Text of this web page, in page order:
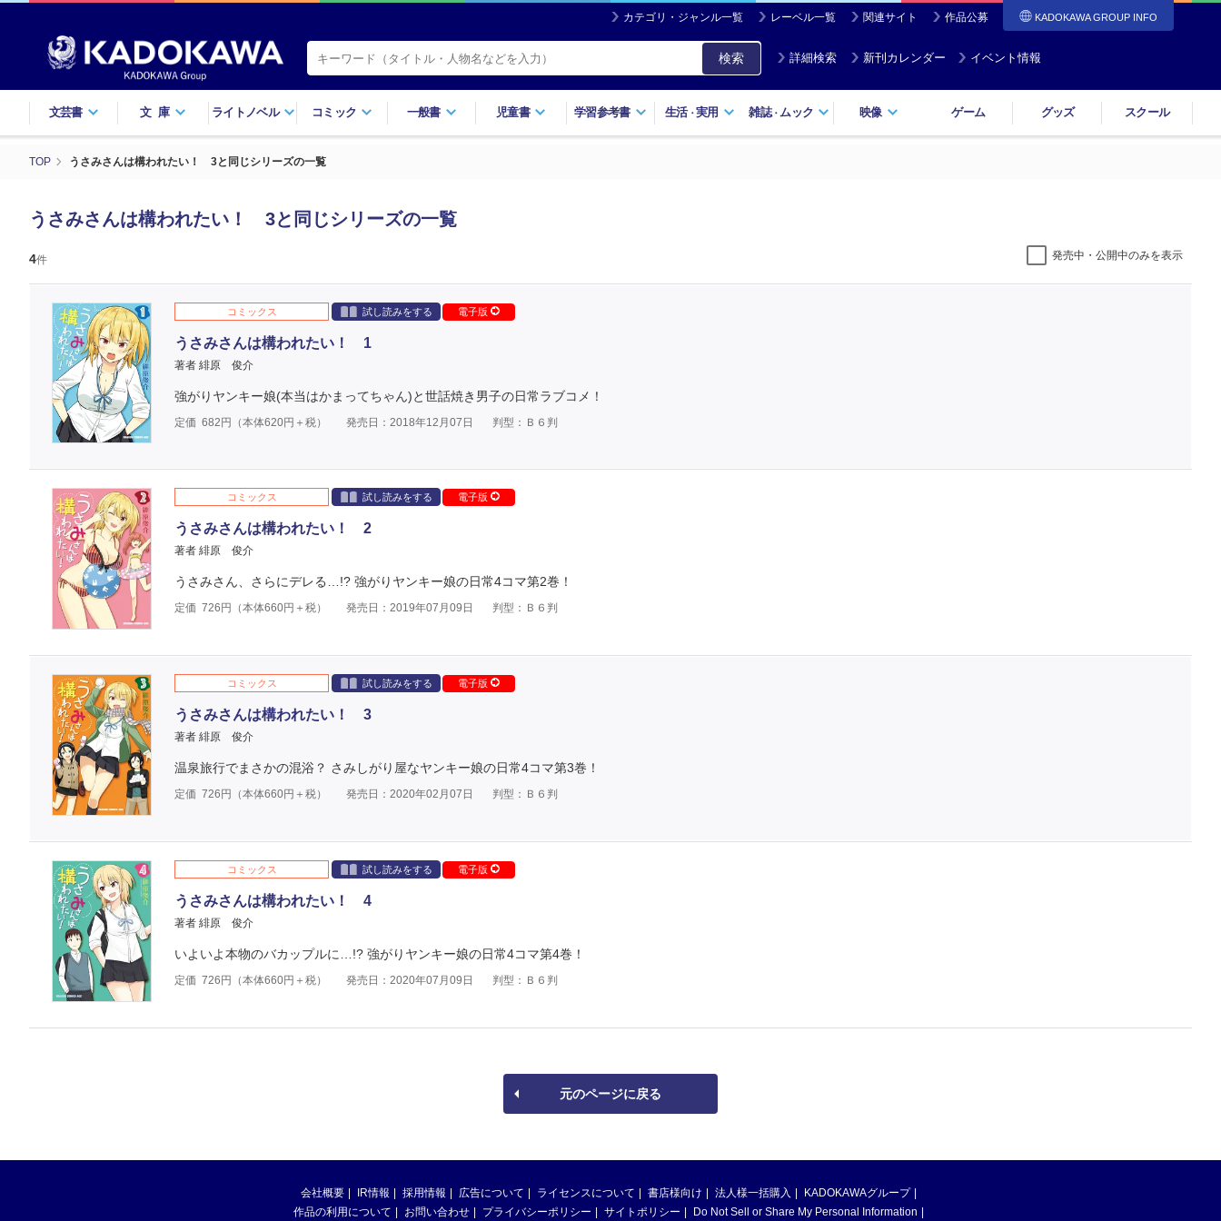
カテゴリ・ジャンル一覧 レーベル一覧 関連サイト 作品公募 KADOKAWA GROUP INFO
検索 詳細検索 新刊カレンダー イベント情報
文芸書 文庫 ライトノベル コミック 一般書 児童書 学習参考書 生活・実用 雑誌・ ムック 映像 ゲーム グッズ スクール
TOP うさみさんは構われたい！ 3と同じシリーズの一覧
うさみさんは構われたい！ 3と同じシリーズの一覧
4件 発売中・公開中のみを表示
コミックス 試し読みをする 電子版
うさみさんは構われたい！ 1
著者 緋原 俊介
強がりヤンキー娘(本当はかまってちゃん)と世話焼き男子の日常ラブコメ！
定価 682 円（本体620円＋税） 発売日：2018年12月07日 判型：Ｂ６判
コミックス 試し読みをする 電子版
うさみさんは構われたい！ 2
著者 緋原 俊介
うさみさん、さらにデレる…!? 強がりヤンキー娘の日常4コマ第2巻！
定価 726 円（本体660円＋税） 発売日：2019年07月09日 判型：Ｂ６判
コミックス 試し読みをする 電子版
うさみさんは構われたい！ 3
著者 緋原 俊介
温泉旅行でまさかの混浴？ さみしがり屋なヤンキー娘の日常4コマ第3巻！
定価 726 円（本体660円＋税） 発売日：2020年02月07日 判型：Ｂ６判
コミックス 試し読みをする 電子版
うさみさんは構われたい！ 4
著者 緋原 俊介
いよいよ本物のバカップルに…!? 強がりヤンキー娘の日常4コマ第4巻！
定価 726 円（本体660円＋税） 発売日：2020年07月09日 判型：Ｂ６判
元のページに戻る
会社概要 IR情報 採用情報 広告について ライセンスについて 書店様向け 法人様一括購入
KADOKAWAグループ
作品の利用について
お問い合わせ プライバシーポリシー サイトポリシー Do Not Sell or Share My Personal Information